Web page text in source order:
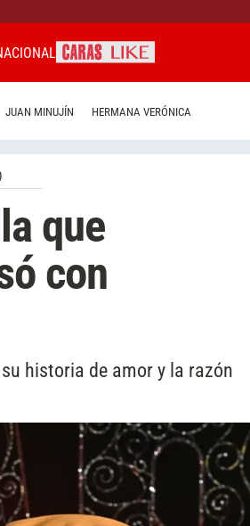
JUAN MINUJÍN HERMANA VERÓNICA
que
con
historia de amor y la razón